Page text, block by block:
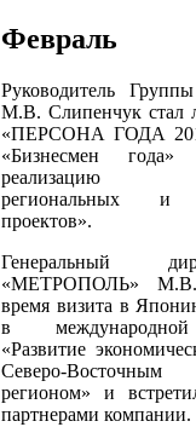
Февраль
Руководитель
М.В. Слипенчук стал
«ПЕРСОНА ГОДА
«Бизнесмен
реализацию
региональных и
проектов».
Генеральный
«МЕТРОПОЛЬ»
время визита в
в
«Развитие
Северо-
регионом» и
партнерами компании.